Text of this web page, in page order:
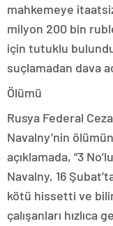
mahkemeye
milyon 200 bin
için tutuklu
suçlamadan dava
Ölümü
Rusya Federal
Navalny’nin
açıklamada, “3
Navalny, 16
kötü hissetti ve
çalışanları hızlıca